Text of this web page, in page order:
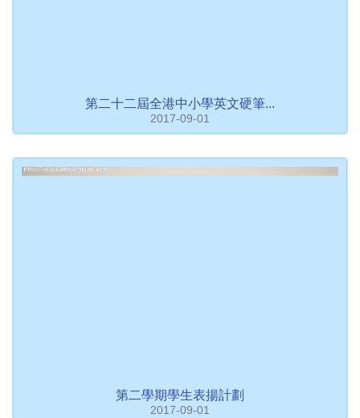
第二十二屆全港中小學英文硬筆...
2017-09-01
第二學期學生表揚計劃
2017-09-01